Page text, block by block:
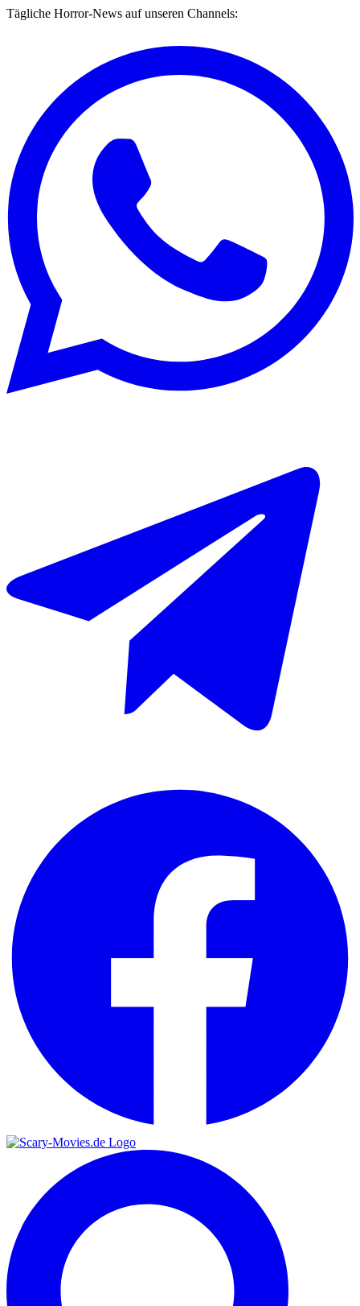
Tägliche Horror-News auf unseren Channels: